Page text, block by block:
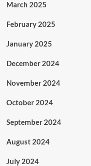
March 2025
February 2025
January 2025
December 2024
November 2024
October 2024
September 2024
August 2024
July 2024